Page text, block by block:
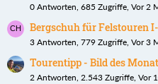
0 Antworten, 685 Zugriffe, Vor 2
Bergschuh für Felstouren
3 Antworten, 779 Zugriffe, Vor 3
Tourentipp - Bild des
2 Antworten, 2.543 Zugriffe, Vor